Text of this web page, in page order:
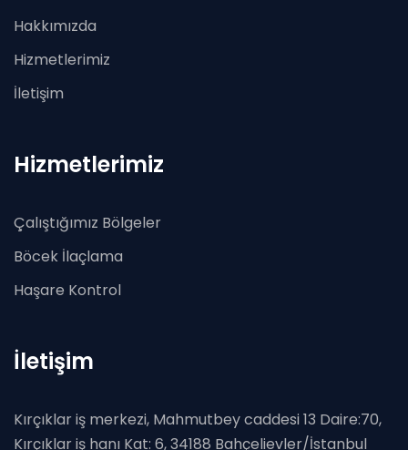
Hakkımızda
Hizmetlerimiz
İletişim
Hizmetlerimiz
Çalıştığımız Bölgeler
Böcek İlaçlama
Haşare Kontrol
İletişim
Kırçıklar iş merkezi, Mahmutbey caddesi 13 Daire:70,
Kırçıklar iş hanı Kat: 6, 34188 Bahçelievler/İstanbul